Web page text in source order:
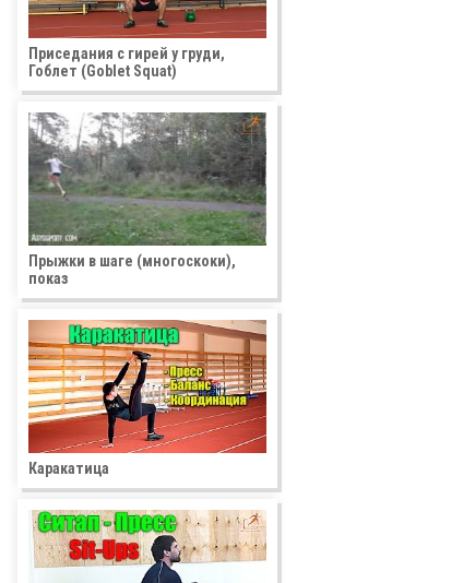
Приседания с гирей у груди,
Гоблет (Goblet Squat)
Прыжки в шаге (многоскоки),
показ
Каракатица